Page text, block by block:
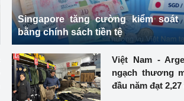
Singapore tăng cường kiểm soát
bằng chính sách tiền tệ
Việt Nam -
ngạch thương
đầu năm đạt